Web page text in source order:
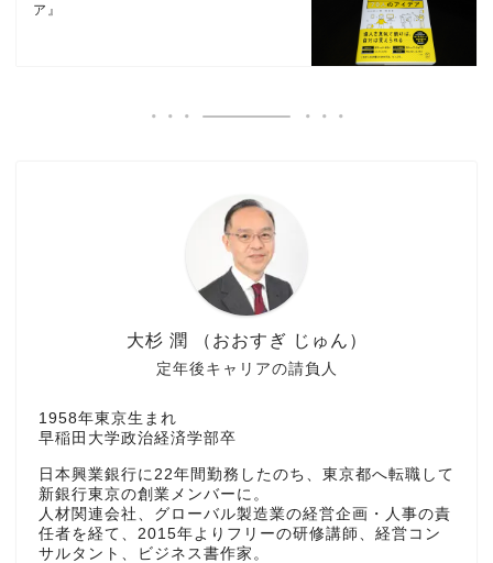
ア』
定年後キャリアの請負人
大杉 潤 （おおすぎ じゅん）
1958年東京生まれ
早稲田大学政治経済学部卒
日本興業銀行に22年間勤務したのち、東京都へ転職して
新銀行東京の創業メンバーに。
人材関連会社、グローバル製造業の経営企画・人事の責
任者を経て、2015年よりフリーの研修講師、経営コン
サルタント、ビジネス書作家。